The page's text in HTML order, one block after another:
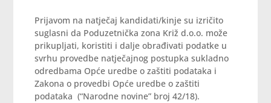
Prijavom na natječaj kandidati/kinje su izričito
suglasni da Poduzetnička zona Križ d.o.o. može
prikupljati, koristiti i dalje obrađivati podatke u
svrhu provedbe natječajnog postupka sukladno
odredbama Opće uredbe o zaštiti podataka i
Zakona o provedbi Opće uredbe o zaštiti
podataka (“Narodne novine” broj 42/18).